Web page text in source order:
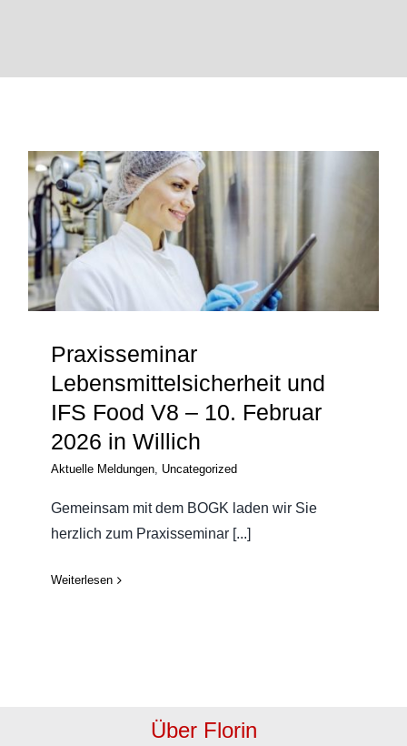
Praxisseminar
Lebensmittelsicherheit und IFS
Food V8 – 10. Februar 2026 in
Willich
Praxisseminar
Lebensmittelsicherheit und
IFS Food V8 – 10. Februar
2026 in Willich
Aktuelle Meldungen, Uncategorized
Gemeinsam mit dem BOGK laden wir Sie
herzlich zum Praxisseminar [...]
Weiterlesen
Über Florin